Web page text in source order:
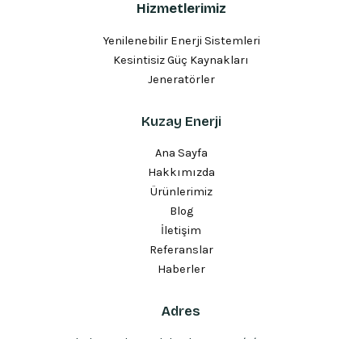
Hizmetlerimiz
Yenilenebilir Enerji Sistemleri
Kesintisiz Güç Kaynakları
Jeneratörler
Kuzay Enerji
Ana Sayfa
Hakkımızda
Ürünlerimiz
Blog
İletişim
Referanslar
Haberler
Adres